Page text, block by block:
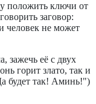
положить ключи от
заговор:
человек не может
зажечь её с двух
горит злато, так и
будет так! Аминь!")